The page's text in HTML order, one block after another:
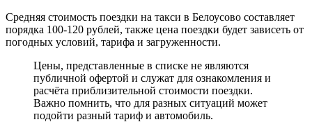
Средняя стоимость поездки на такси в Белоусово составляет
порядка 100-120 рублей, также цена поездки будет зависеть от
погодных условий, тарифа и загруженности.
Цены, представленные в списке не являются
публичной офертой и служат для ознакомления и
расчёта приблизительной стоимости поездки.
Важно помнить, что для разных ситуаций может
подойти разный тариф и автомобиль.